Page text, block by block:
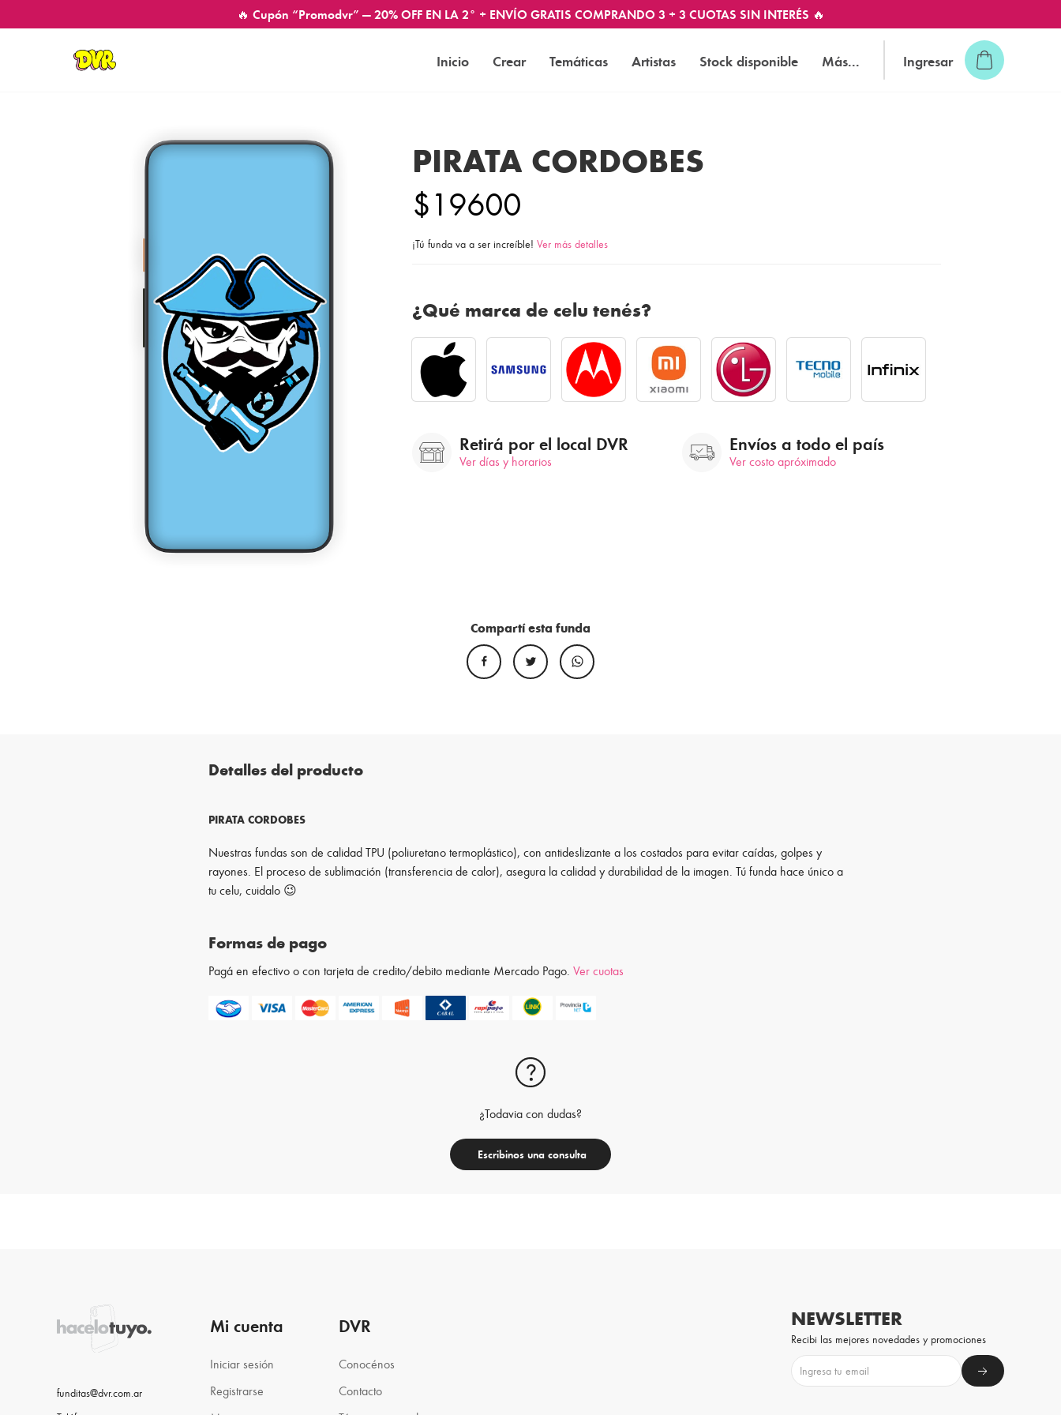
🔥 Cupón “Promodvr” — 20% OFF EN LA 2° + ENVÍO GRATIS COMPRANDO 3 + 3 CUOTAS SIN INTERÉS 🔥
Inicio Crear Temáticas Artistas Stock disponible Más... Ingresar
PIRATA CORDOBES
$19600
¡Tú funda va a ser increíble! Ver más detalles
¿Qué marca de celu tenés?
Retirá por el local DVR
Ver días y horarios
Envíos a todo el país
Ver costo apróximado
Compartí esta funda
Detalles del producto
PIRATA CORDOBES
Nuestras fundas son de calidad TPU (poliuretano termoplástico), con antideslizante a los costados para evitar caídas, golpes y
rayones. El proceso de sublimación (transferencia de calor), asegura la calidad y durabilidad de la imagen. Tú funda hace único a
tu celu, cuidalo 😉
Formas de pago
Pagá en efectivo o con tarjeta de credito/debito mediante Mercado Pago.Ver cuotas
¿Todavia con dudas?
Escribinos una consulta
funditas@dvr.com.ar
Mi cuenta
Iniciar sesión
Registrarse
DVR
Conocénos
Contacto
NEWSLETTER
Recibi las mejores novedades y promociones